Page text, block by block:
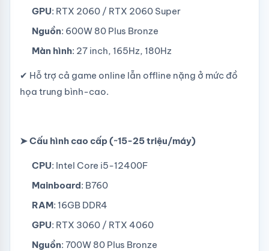
GPU: RTX 2060 / RTX 2060 Super
Nguồn: 600W 80 Plus Bronze
Màn hình: 27 inch, 165Hz, 180Hz
✔ Hỗ trợ cả game online lẫn offline nặng ở mức đồ
họa trung bình-cao.
➤ Cấu hình cao cấp (~15-25 triệu/máy)
CPU: Intel Core i5-12400F
Mainboard: B760
RAM: 16GB DDR4
GPU: RTX 3060 / RTX 4060
Nguồn: 700W 80 Plus Bronze